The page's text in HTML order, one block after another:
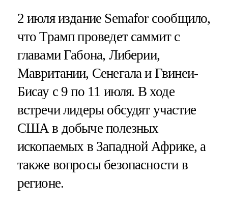
2 июля издание Semafor сообщило,
что Трамп проведет саммит с
главами Габона, Либерии,
Мавритании, Сенегала и Гвинеи-
Бисау с 9 по 11 июля. В ходе
встречи лидеры обсудят участие
США в добыче полезных
ископаемых в Западной Африке, а
также вопросы безопасности в
регионе.